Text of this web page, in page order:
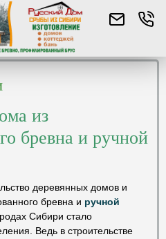
из
бревна и ручной
деревянных домов и
бревна и ручной
Сибири стало
Ведь в строительстве